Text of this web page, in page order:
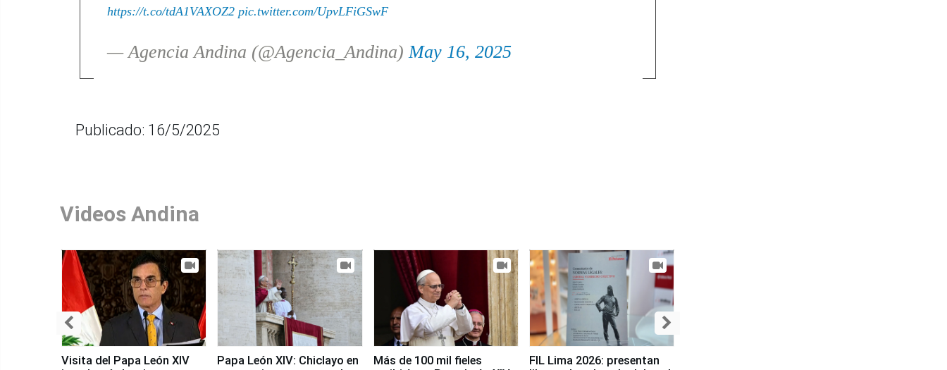
https://t.co/tdA1VAXOZ2 pic.twitter.com/UpvLFiGSwF
— Agencia Andina (@Agencia_Andina) May 16, 2025
Publicado: 16/5/2025
Videos Andina
Visita del Papa León XIV
Papa León XIV: Chiclayo en
Más de 100 mil fieles
FIL Lima 2026: presentan